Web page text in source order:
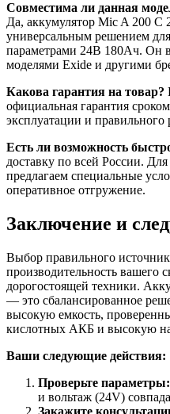
Совместима ли данная
Да, аккумулятор Mic A 200 C
универсальным решением
параметрами 24В 180Ач. Он
моделями Exide и другими
Какова гарантия на товар?
официальная гарантия
эксплуатации и правильного
Есть ли возможность
доставку по всей России.
предлагаем специальные
оперативное отгружение.
Заключение и
Выбор правильного
производительность вашего
дорогостоящей техники.
— это сбалансированное
высокую емкость,
кислотных АКБ и высокую
Ваши следующие действия:
Проверьте параметры:
и вольтаж (24V)
Закажите